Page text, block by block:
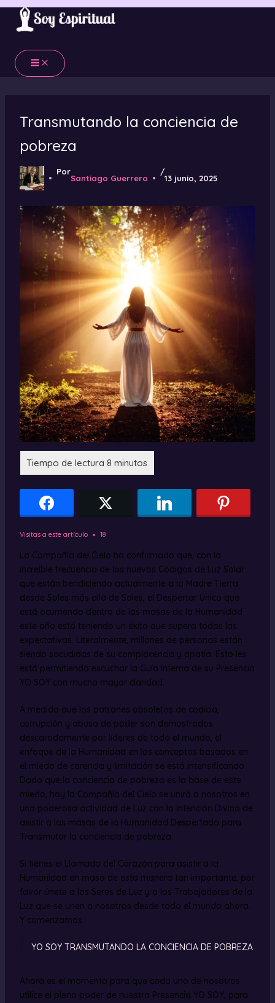
Ir
contenido
Transmutando la conciencia de
pobreza
Por
Santiago Guerrero
/
13 junio, 2025
Visitas a este artículo 18
La Compañía del Cielo ha confirmado que, con la
increíble frecuencia de los nuevos Códigos de Luz Solar
que están bendiciendo actualmente a la Madre Tierra
desde Soles más allá de Soles, el Despertar Único que
está ocurriendo dentro de las masas de la Humanidad
este año está teniendo un éxito que supera todas las
expectativas. Literalmente, millones de personas están
siendo sacudidas de su complacencia y apatía. Esto les
está permitiendo escuchar la Guía Interna de su Presencia
YO SOY con mucha mayor claridad.
A medida que los patrones obsoletos de codicia,
corrupción y abuso de poder son demostrados
descaradamente por líderes de todo el mundo, el
enfoque de la Humanidad en los conceptos basados en
el miedo de carencia y limitación se está intensificando.
Dado que la conciencia de pobreza es la base de este
miedo, hoy la Compañía del Cielo se unirá a nosotros en
una poderosa actividad de Luz con la Intención Divina de
asistir a las masas de la Humanidad Despertada para
Transmutar la conciencia de pobreza.
Si tienes el Llamado del Corazón para asistir a la
Humanidad en masa de esta manera tan importante, por
favor únete a los Seres de Luz y a los Trabajadores de la
Luz que se unen a nosotros desde todo el mundo ahora.
Y comenzamos.
YO SOY TRANSMUTANDO LA CONCIENCIA DE POBREZA
Ahora es el momento para que cada uno de nosotros
utilice el pleno poder de nuestra Presencia YO SOY, para